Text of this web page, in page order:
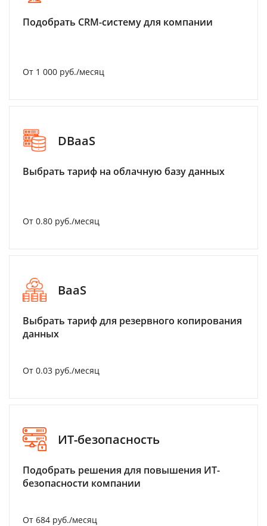
Подобрать CRM-систему для компании
От 1 000 руб./месяц
DBaaS
Выбрать тариф на облачную базу данных
От 0.80 руб./месяц
BaaS
Выбрать тариф для резервного копирования
данных
От 0.03 руб./месяц
ИТ-безопасность
Подобрать решения для повышения ИТ-
безопасности компании
От 684 руб./месяц